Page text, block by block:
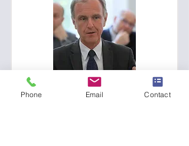
KLICH Bogdan
Phone Email Contact